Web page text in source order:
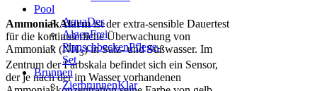
Pool
AquaDes
AlgenFrei
PlanschbeckenPflege-
Set
Brunnen
ZierbrunnenKlar
AmmoniakAlarmist der extra-sensible Dauertest
für die kontinuierliche Überwachung von
Ammoniak (NH3) in Salz- und Süßwasser. Im
Zentrum der Farbskala befindet sich ein Sensor,
der je nach der im Wasser vorhandenen